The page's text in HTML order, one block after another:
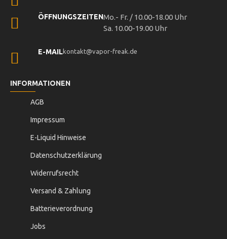
ÖFFNUNGSZEITENMo.- Fr. / 10.00-18.00 Uhr
Sa. 10.00-19.00 Uhr
E-MAILkontakt@vapor-freak.de
INFORMATIONEN
AGB
Impressum
E-Liquid Hinweise
Datenschutzerklärung
Widerrufsrecht
Versand & Zahlung
Batterieverordnung
Jobs